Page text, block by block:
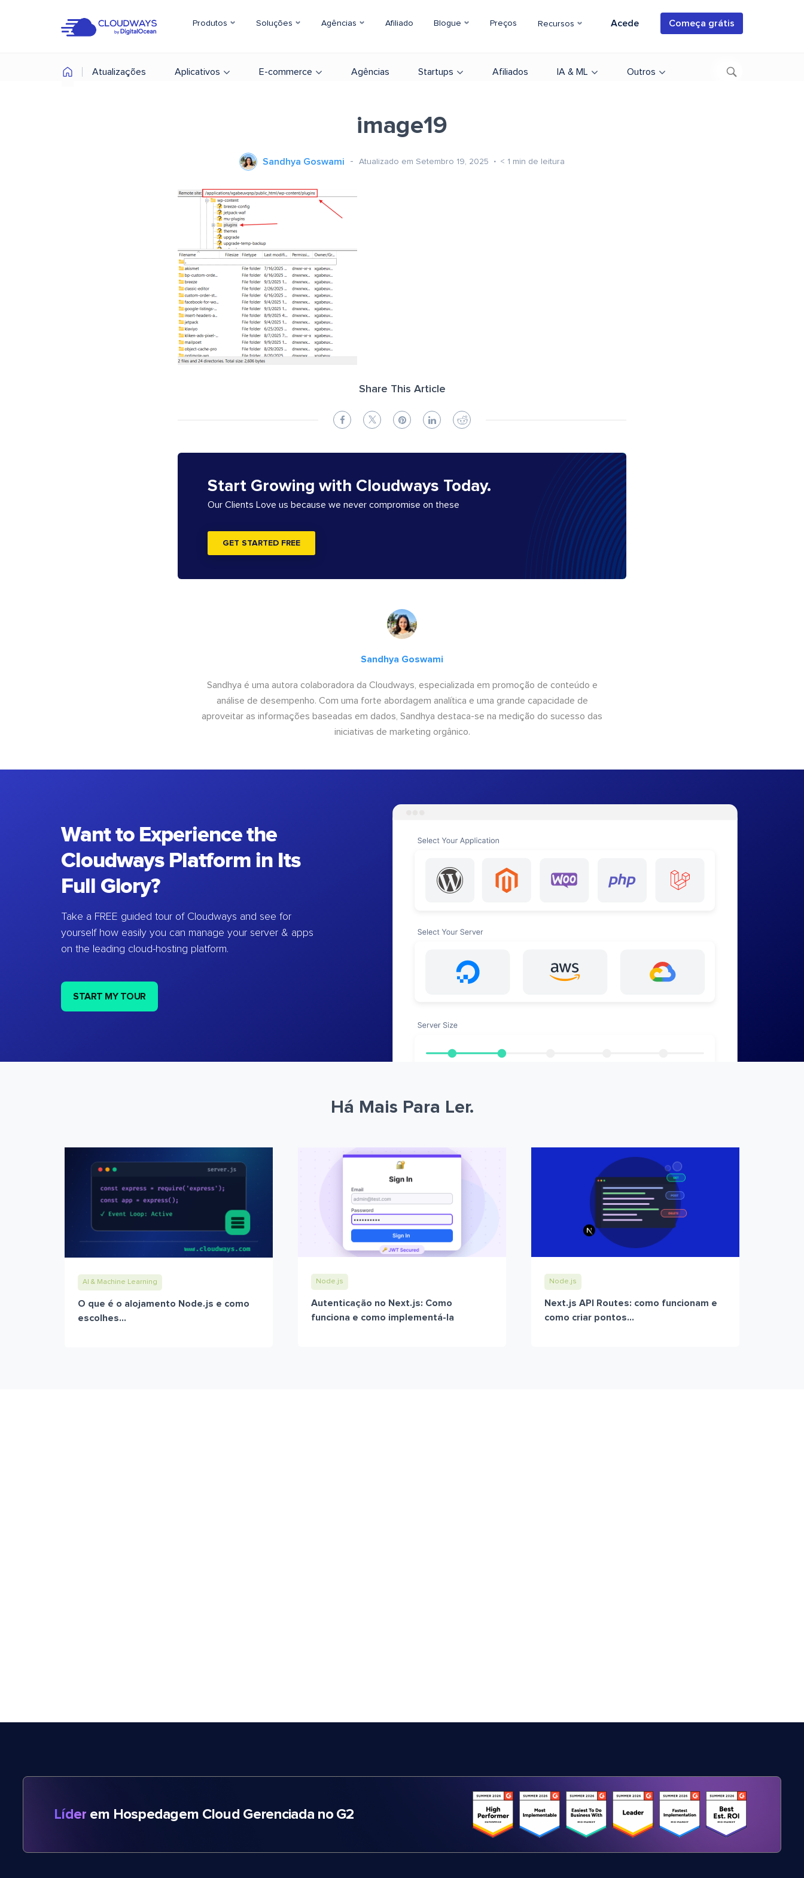
Produtos Soluções Agências Afiliado Blogue Preços Recursos Acede Começa grátis
Atualizações Aplicativos E-commerce Agências Startups Afiliados IA & ML Outros
image19
Sandhya Goswami Atualizado em Setembro 19, 2025 < 1 min de leitura
Share This Article
Start Growing with Cloudways Today.
Our Clients Love us because we never compromise on these
GET STARTED FREE
Sandhya Goswami
Sandhya é uma autora colaboradora da Cloudways, especializada em promoção de conteúdo e
análise de desempenho. Com uma forte abordagem analítica e uma grande capacidade de
aproveitar as informações baseadas em dados, Sandhya destaca-se na medição do sucesso das
iniciativas de marketing orgânico.
Want to Experience the
Cloudways Platform in Its
Full Glory?
Take a FREE guided tour of Cloudways and see for
yourself how easily you can manage your server & apps
on the leading cloud-hosting platform.
START MY TOUR
Há Mais Para Ler.
AI & Machine Learning
O que é o alojamento Node.js e como
escolhes...
Node.js
Autenticação no Next.js: Como
funciona e como implementá-la
Node.js
Next.js API Routes: como funcionam e
como criar pontos...
Líder em Hospedagem Cloud Gerenciada no G2